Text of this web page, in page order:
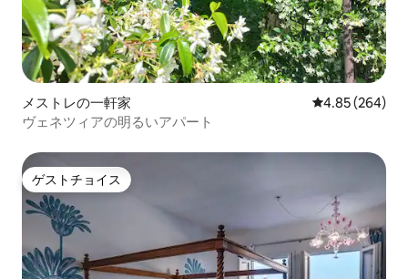
メストレの一軒家 レビュー264
4.85 (264)
ヴェネツィアの明るいアパート
ゲストチョイス
ゲストチョイス